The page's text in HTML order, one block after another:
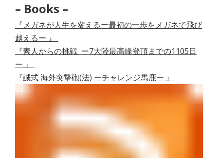
– Books –
『メガネが人生を変えるー最初の一歩をメガネで飛び
越えるー 』
『素人からの挑戦 ー7大陸最高峰登頂までの1105日
ー 』
『誠式 海外突撃砲(法) ーチャレンジ馬鹿ー 』